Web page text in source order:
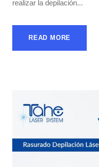
realizar la depilación...
READ MORE